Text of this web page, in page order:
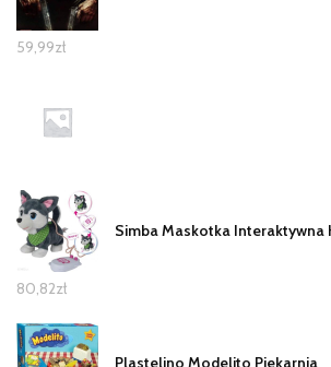
59,99zł
Simba Maskotka Interaktywna
80,82zł
Plastelino Modelito Piekarnia